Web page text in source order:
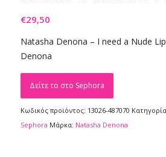
€29,50
Natasha Denona – I need a Nude
Denona
Δείτε το στο Sephora
Κωδικός προϊόντος: 13026-487070
Sephora Μάρκα: Natasha Denona